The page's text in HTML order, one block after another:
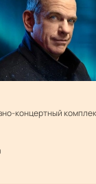
концертный